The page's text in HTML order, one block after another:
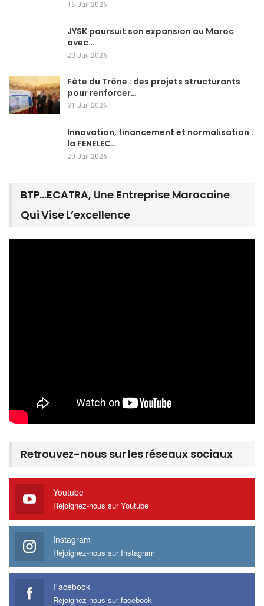
16 Juil 2026
JYSK poursuit son expansion au Maroc
avec…
20 Juil 2026
Fête du Trône : des projets structurants
pour renforcer…
31 Juil 2026
Innovation, financement et normalisation :
la FENELEC…
20 Juil 2026
BTP…ECATRA, Une Entreprise Marocaine
Qui Vise L’excellence
Retrouvez-nous sur les réseaux sociaux
Youtube
Rejoignez-nous sur Youtube
Instagram
Rejoignez-nous sur Instagram
Facebook
Rejoignez nous sur facebook